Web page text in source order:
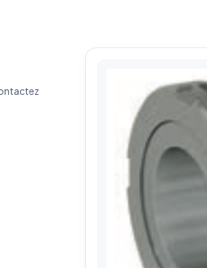
Quantité estimée
soient utilisées pour traiter ma demande.
ma demande de devis
sont protégées et ne seront jamais partagées